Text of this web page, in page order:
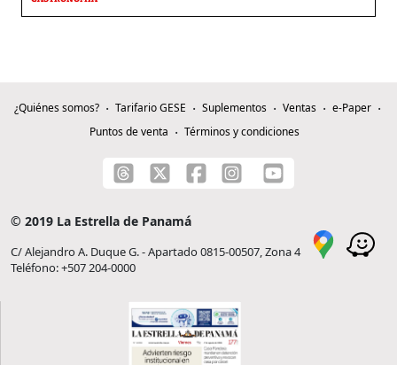
¿Quiénes somos? Tarifario GESE Suplementos Ventas
e-Paper
Puntos de venta
Términos y condiciones
© 2019 La Estrella de Panamá
C/ Alejandro A. Duque G. - Apartado 0815-00507, Zona 4
Teléfono: +507 204-0000